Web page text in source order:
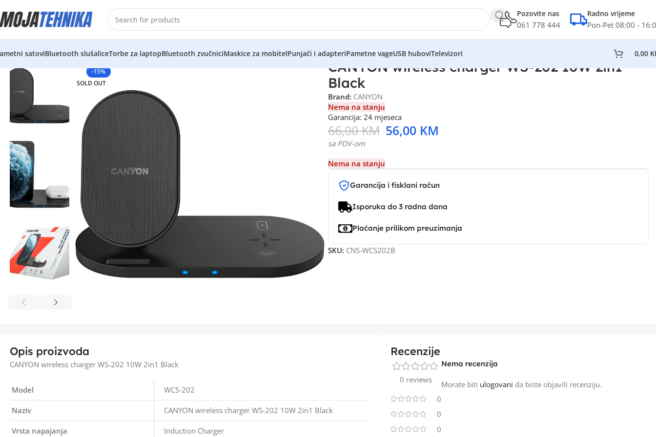
Pozovite nas
061 778 444
Radno vrijeme
Pon-Pet 08:00 -
satoviBluetooth slušaliceTorbe za laptopBluetooth zvučniciMaskice za mobitelPunjači i adapteriPametne vageUSB huboviTelevizori 0,00
-15%
SOLD OUT
CANYON wireless charger WS-202 10W 2in1
Black
Brand: CANYON
Nema na stanju
Garancija: 24 mjeseca
66,00KM 56,00 KM
sa PDV-om
Nema na stanju
Garancija i fisklani račun
Isporuka do 3 radna dana
Plaćanje prilikom preuzimanja
SKU: CNS-WCS202B
Opis proizvoda
CANYON wireless charger WS-202 10W 2in1 Black
Model WCS-202
Naziv CANYON wireless charger WS-202 10W 2in1 Black
Vrsta napajanja Induction Charger
Recenzije
0 reviews
0
0
0
Nema recenzija
Morate biti ulogovani da biste objavili recenziju.